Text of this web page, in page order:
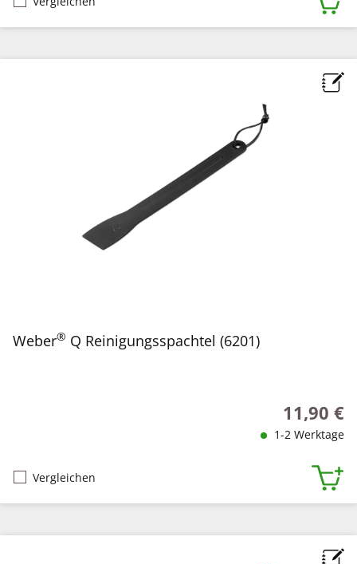
Weber® Q Reinigungsspachtel (6201)
Regulärer
11,90 €
1-2 Werktage
Vergleichen